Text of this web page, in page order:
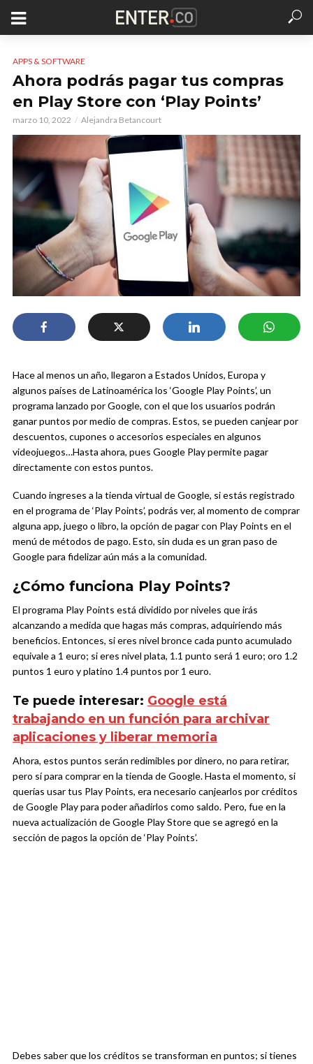
APPS & SOFTWARE
Ahora podrás pagar tus compras
en Play Store con ‘Play Points’
marzo 10, 2022 Alejandra Betancourt
Hace al menos un año, llegaron a Estados Unidos, Europa y
algunos países de Latinoamérica los ‘Google Play Points’, un
programa lanzado por Google, con el que los usuarios podrán
ganar puntos por medio de compras. Estos, se pueden canjear por
descuentos, cupones o accesorios especiales en algunos
videojuegos…Hasta ahora, pues Google Play permite pagar
directamente con estos puntos.
Cuando ingreses a la tienda virtual de Google, si estás registrado
en el programa de ‘Play Points’, podrás ver, al momento de comprar
alguna app, juego o libro, la opción de pagar con Play Points en el
menú de métodos de pago. Esto, sin duda es un gran paso de
Google para fidelizar aún más a la comunidad.
¿Cómo funciona Play Points?
El programa Play Points está dividido por niveles que irás
alcanzando a medida que hagas más compras, adquiriendo más
beneficios. Entonces, si eres nivel bronce cada punto acumulado
equivale a 1 euro; si eres nivel plata, 1.1 punto será 1 euro; oro 1.2
puntos 1 euro y platino 1.4 puntos por 1 euro.
Te puede interesar: Google está
trabajando en un función para archivar
aplicaciones y liberar memoria
Ahora, estos puntos serán redimibles por dinero, no para retirar,
pero sí para comprar en la tienda de Google. Hasta el momento, si
querías usar tus Play Points, era necesario canjearlos por créditos
de Google Play para poder añadirlos como saldo. Pero, fue en la
nueva actualización de Google Play Store que se agregó en la
sección de pagos la opción de ‘Play Points’.
Debes saber que los créditos se transforman en puntos; si tienes